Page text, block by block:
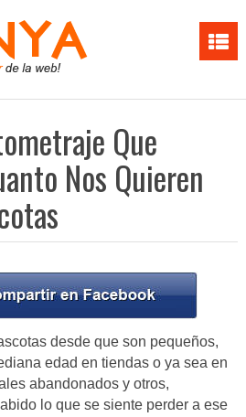
Que
Nos Quieren
desde que son pequeños,
edad en tiendas o ya sea en
abandonados y otros,
lo que se siente perder a ese